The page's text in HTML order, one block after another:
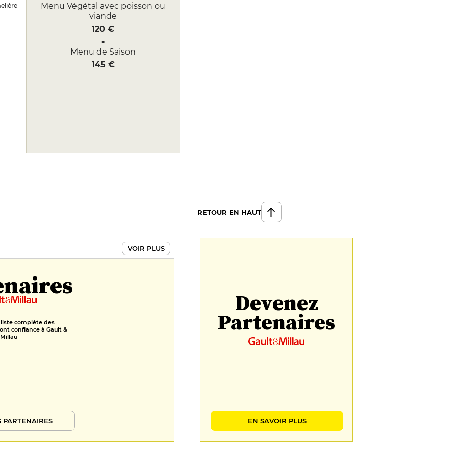
Menu Végétal avec poisson ou
viande
120 €
Menu de Saison
145 €
RETOUR EN HAUT
VOIR PLUS
liste complète des
confiance à Gault &
Millau
PARTENAIRES
Devenez
Partenaires
EN SAVOIR PLUS